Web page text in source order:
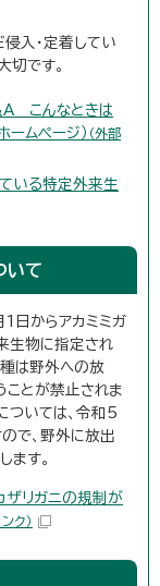
入・定着してい
切です。
A こんなときは
ムページ） （外部
いる特定外来生
いて
日からアカミミガ
生物に指定され
は野外への放
ことが禁止されま
ついては、令和5
で、野外に放出
ます。
ザリガニの規制が
ク）